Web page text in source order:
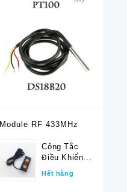
Module RF 433MHz
Công Tắc
Điều Khiển...
Hết hàng